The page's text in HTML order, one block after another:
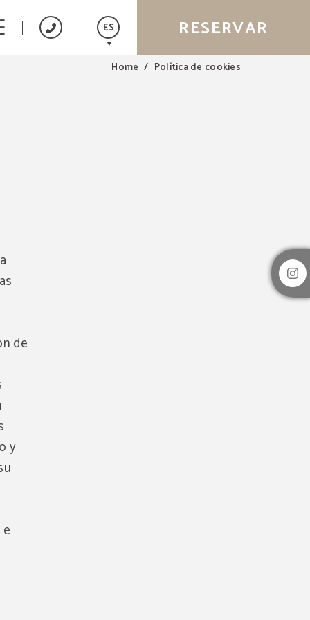
ES RESERVAR
Home Política de cookies
de
y